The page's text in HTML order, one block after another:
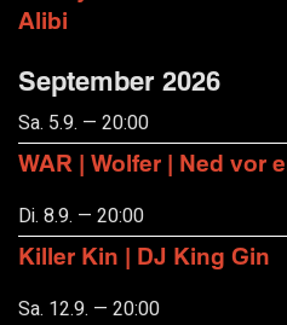
Alibi
September 2026
Sa. 5.9. — 20:00
WAR | Wolfer | Ned vor
Di. 8.9. — 20:00
Killer Kin | DJ King Gin
Sa. 12.9. — 20:00